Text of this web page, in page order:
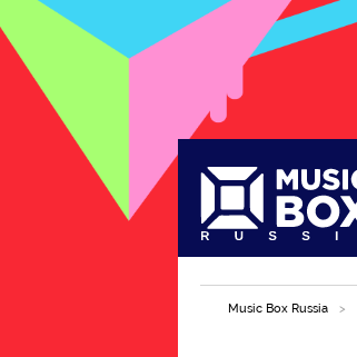
Music Box Russia >